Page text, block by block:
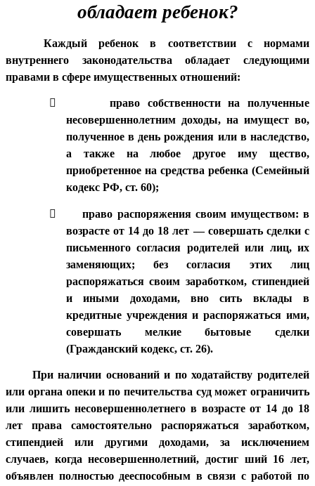
обладает ребенок?
Каждый ребенок в соответствии с нормами
внутреннего законодательства обладает следующими
правами в сфере имущественных отношений:

право собственности на полученные
несовершеннолетним доходы, на имущест во,
полученное в день рождения или в наследство,
а также на любое другое иму щество,
приобретенное на средства ребенка (Семейный
кодекс РФ, ст. 60);

право распоряжения своим имуществом: в
возрасте от 14 до 18 лет — совершать сделки с
письменного согласия родителей или лиц, их
заменяющих; без согласия этих лиц
распоряжаться своим заработком, стипендией
и иными доходами, вно сить вклады в
кредитные учреждения и распоряжаться ими,
совершать мелкие бытовые сделки
(Гражданский кодекс, ст. 26).
При наличии оснований и по ходатайству родителей
или органа опеки и по печительства суд может ограничить
или лишить несовершеннолетнего в возрасте от 14 до 18
лет права самостоятельно распоряжаться заработком,
стипендией или другими доходами, за исключением
случаев, когда несовершеннолетний, достиг ший 16 лет,
объявлен полностью дееспособным в связи с работой по